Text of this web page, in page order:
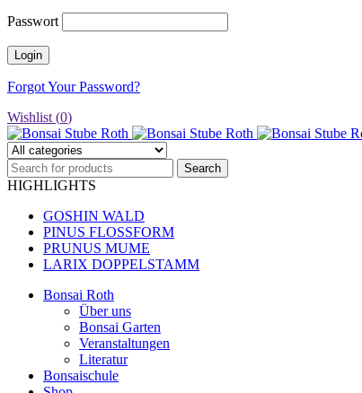
Passwort
Forgot Your Password?
Wishlist (0)
HIGHLIGHTS
GOSHIN WALD
PINUS FLOSSFORM
PRUNUS MUME
LARIX DOPPELSTAMM
Bonsai Roth
Über uns
Bonsai Garten
Veranstaltungen
Literatur
Bonsaischule